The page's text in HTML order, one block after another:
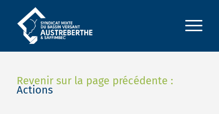
Revenir sur la page précédente :
Actions